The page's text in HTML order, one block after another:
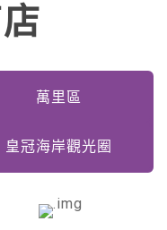
萬里區
皇冠海岸觀光圈